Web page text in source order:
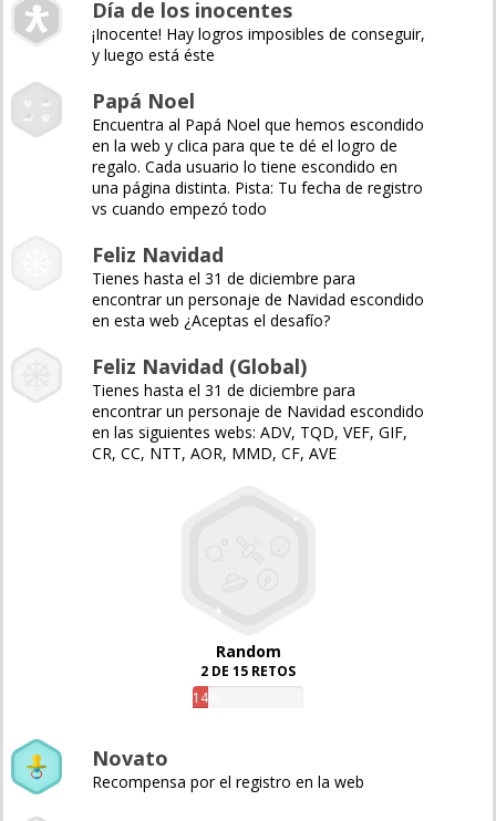
Día de los inocentes
¡Inocente! Hay logros imposibles de conseguir,
y luego está éste
Papá Noel
Encuentra al Papá Noel que hemos escondido
en la web y clica para que te dé el logro de
regalo. Cada usuario lo tiene escondido en
una página distinta. Pista: Tu fecha de registro
vs cuando empezó todo
Feliz Navidad
Tienes hasta el 31 de diciembre para
encontrar un personaje de Navidad escondido
en esta web ¿Aceptas el desafío?
Feliz Navidad (Global)
Tienes hasta el 31 de diciembre para
encontrar un personaje de Navidad escondido
en las siguientes webs: ADV, TQD, VEF, GIF,
CR, CC, NTT, AOR, MMD, CF, AVE
Random
2 DE 15 RETOS
14%
Novato
Recompensa por el registro en la web